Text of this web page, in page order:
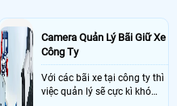
Camera Quản Lý Bãi Giữ Xe
Công Ty
Với các bãi xe tại công ty thì
việc quản lý sẽ cực kì khó